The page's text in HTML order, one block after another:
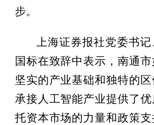
步。
上海证券报社党委书
国标在致辞中表示，南通
坚实的产业基础和独特的
承接人工智能产业提供了
托资本市场的力量和政策